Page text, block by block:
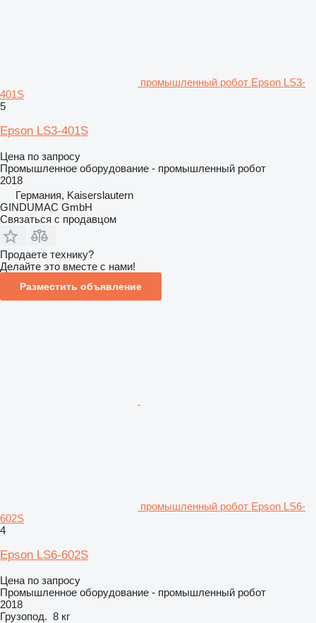
промышленный робот Epson LS3-
401S
5
Epson LS3-401S
Цена по запросу
Промышленное оборудование - промышленный робот
2018
Германия, Kaiserslautern
GINDUMAC GmbH
Связаться с продавцом
Продаете технику?
Делайте это вместе с нами!
Разместить объявление
промышленный робот Epson LS6-
602S
4
Epson LS6-602S
Цена по запросу
Промышленное оборудование - промышленный робот
2018
Грузопод. 8 кг